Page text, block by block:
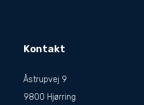
Kontakt
Åstrupvej 9
9800 Hjørring